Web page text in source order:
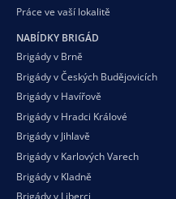
Práce ve vaší lokalitě
NABÍDKY BRIGÁD
Brigády v Brně
Brigády v Českých Budějovicích
Brigády v Havířově
Brigády v Hradci Králové
Brigády v Jihlavě
Brigády v Karlových Varech
Brigády v Kladně